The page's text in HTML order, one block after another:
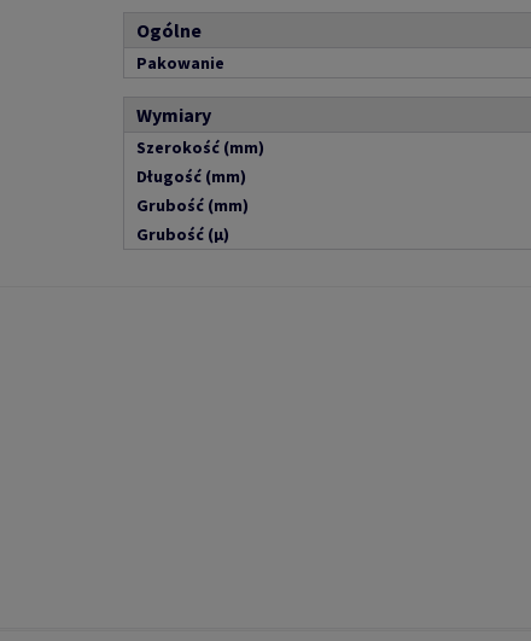
Ogólne
Pakowanie
Wymiary
Szerokość (mm)
Długość (mm)
Grubość (mm)
Grubość (µ)